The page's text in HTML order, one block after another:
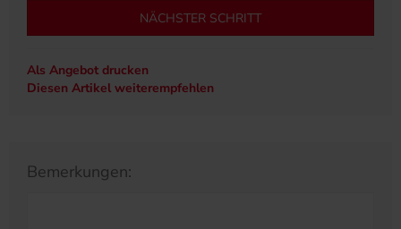
NÄCHSTER SCHRITT
Als Angebot drucken
Diesen Artikel weiterempfehlen
Bemerkungen: